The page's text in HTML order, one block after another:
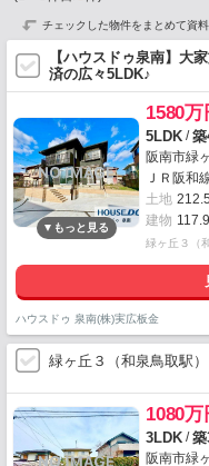
チェックした物件をまとめて資
【ハウスドゥ泉南】大
済の広々5LDK♪
1580万
5LDK /築
阪南市緑
ＪＲ阪和
土地
建物
緑ヶ丘３（
ハウスドゥ 泉南(株)実広板金
緑ヶ丘３（和泉鳥取駅
1080万
3LDK /築
阪南市緑